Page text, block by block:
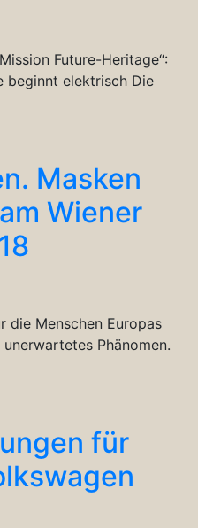
Future-Heritage“:
beginnt elektrisch Die
Masken
Wiener
die Menschen Europas
Phänomen.
für